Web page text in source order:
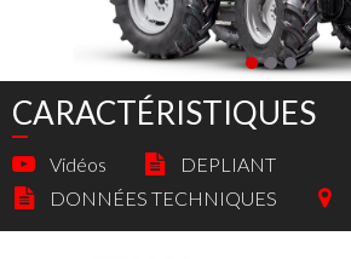
CARACTÉRISTIQUES
Vidéos
DEPLIANT
DONNÉES TECHNIQUES